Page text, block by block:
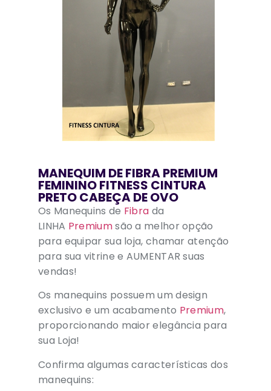
MANEQUIM DE FIBRA PREMIUM
FEMININO FITNESS CINTURA
PRETO CABEÇA DE OVO
Os Manequins de Fibra da
LINHA Premiumsão a melhor opção
para equipar sua loja, chamar atenção
para sua vitrine e AUMENTAR suas
vendas!
Os manequins possuem um design
exclusivo e um acabamento Premium,
proporcionando maior elegância para
sua Loja!
Confirma algumas características dos
manequins: